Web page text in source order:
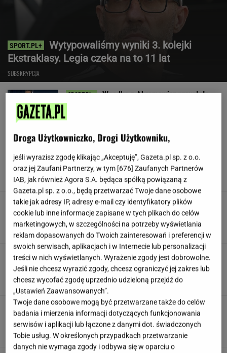
Wytypowaliśmy wyniki 3. kolejki
Ekstraklasy. Legia czeka na to 11 lat
SUBSKRYPCJA
Wpadka z Abramowicz wywołała
szum. U Świątek wydarzyło się coś
Koledzy z branży nie mieli litości dla Kłeczka.
"Odpiął wrotki"
Były szef PIP szuka pracy. Prosi
o radę. "Jakiej domagać się pensji?"
SUBSKRYPCJA
Atak na "rosyjski Amazon". Płonie centrum
logistyczne Wildberries w Jekaterynburgu
Duda ułaskawił Wąsika i
Kamińskiego, jego nie. "Skazał mnie Pan na
karę śmierci"
Droga Użytkowniczko, Drogi Użytkowniku,
jeśli wyrazisz zgodę klikając „Akceptuję”, Gazeta.pl sp. z o.o.
oraz jej Zaufani Partnerzy, w tym [676] Zaufanych Partnerów
IAB, jak również Agora S.A. będąca spółką powiązaną z
Gazeta.pl sp. z o.o., będą przetwarzać Twoje dane osobowe
takie jak adresy IP, adresy e-mail czy identyfikatory plików
cookie lub inne informacje zapisane w tych plikach do celów
marketingowych, w szczególności na potrzeby wyświetlania
reklam dopasowanych do Twoich zainteresowań i preferencji w
swoich serwisach, aplikacjach i w Internecie lub personalizacji
treści w nich wyświetlanych. Wyrażenie zgody jest dobrowolne.
Jeśli nie chcesz wyrazić zgody, chcesz ograniczyć jej zakres lub
chcesz wycofać zgodę uprzednio udzieloną przejdź do
„Ustawień Zaawansowanych”.
Twoje dane osobowe mogą być przetwarzane także do celów
badania i mierzenia informacji dotyczących funkcjonowania
serwisów i aplikacji lub łączone z danymi dot. świadczonych
Tobie usług. W określonych przypadkach przetwarzanie
danych nie wymaga zgody i odbywa się w oparciu o